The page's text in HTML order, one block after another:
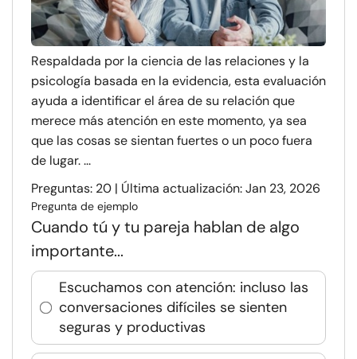
Respaldada por la ciencia de las relaciones y la
psicología basada en la evidencia, esta evaluación
ayuda a identificar el área de su relación que
merece más atención en este momento, ya sea
que las cosas se sientan fuertes o un poco fuera
de lugar. ...
Preguntas: 20 | Última actualización: Jan 23, 2026
Pregunta de ejemplo
Cuando tú y tu pareja hablan de algo
importante...
Escuchamos con atención: incluso las
conversaciones difíciles se sienten
seguras y productivas